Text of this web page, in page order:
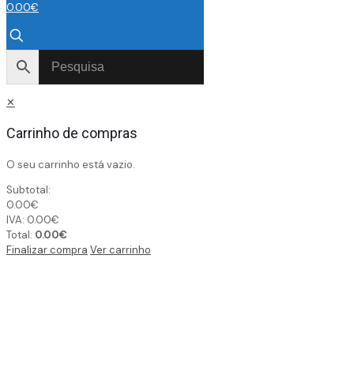
0.00€
✕
Carrinho de compras
O seu carrinho está vazio.
Subtotal:
0.00€
IVA: 0.00€
Total: 0.00€
Finalizar compra Ver carrinho